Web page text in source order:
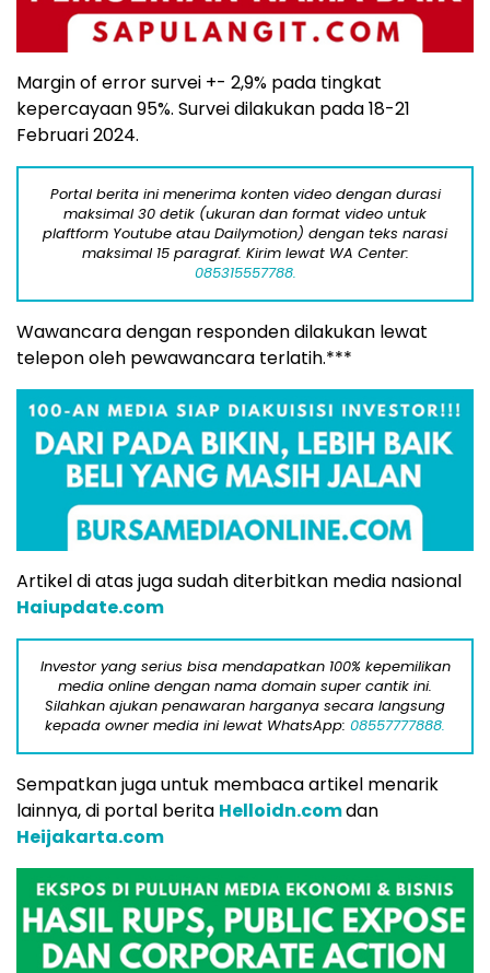
Margin of error survei +- 2,9% pada tingkat
kepercayaan 95%. Survei dilakukan pada 18-21
Februari 2024.
Portal berita ini menerima konten video dengan durasi
maksimal 30 detik (ukuran dan format video untuk
plaftform Youtube atau Dailymotion) dengan teks narasi
maksimal 15 paragraf. Kirim lewat WA Center:
085315557788.
Wawancara dengan responden dilakukan lewat
telepon oleh pewawancara terlatih.***
Artikel di atas juga sudah diterbitkan media nasional
Haiupdate.com
Investor yang serius bisa mendapatkan 100% kepemilikan
media online dengan nama domain super cantik ini.
Silahkan ajukan penawaran harganya secara langsung
kepada owner media ini lewat WhatsApp: 08557777888.
Sempatkan juga untuk membaca artikel menarik
lainnya, di portal berita Helloidn.comdan
Heijakarta.com